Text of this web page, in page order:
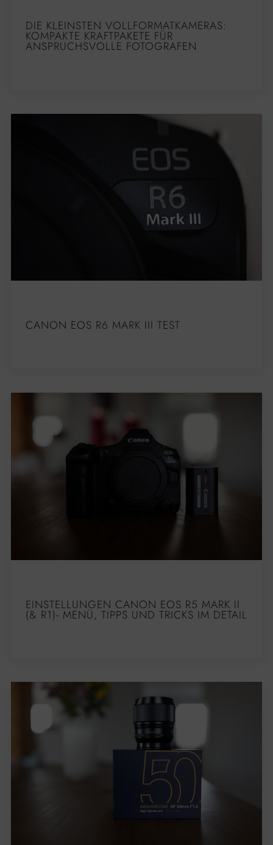
DIE KLEINSTEN VOLLFORMATKAMERAS:
KOMPAKTE KRAFTPAKETE FÜR
ANSPRUCHSVOLLE FOTOGRAFEN
CANON EOS R6 MARK III TEST
EINSTELLUNGEN CANON EOS R5 MARK II
(& R1)- MENÜ, TIPPS UND TRICKS IM DETAIL